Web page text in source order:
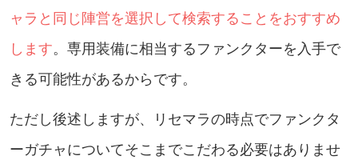
ャラと同じ陣営を選択して検索することをおすすめ
します。専用装備に相当するファンクターを入手で
きる可能性があるからです。
ただし後述しますが、リセマラの時点でファンクタ
ーガチャについてそこまでこだわる必要はありませ